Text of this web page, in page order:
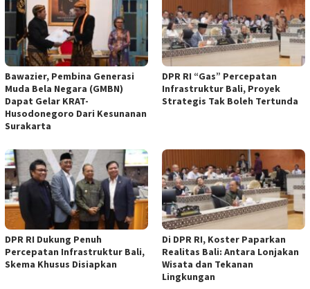
Bawazier, Pembina Generasi
Muda Bela Negara (GMBN)
Dapat Gelar KRAT-
Husodonegoro Dari Kesunanan
Surakarta
DPR RI “Gas” Percepatan
Infrastruktur Bali, Proyek
Strategis Tak Boleh Tertunda
DPR RI Dukung Penuh
Percepatan Infrastruktur Bali,
Skema Khusus Disiapkan
Di DPR RI, Koster Paparkan
Realitas Bali: Antara Lonjakan
Wisata dan Tekanan
Lingkungan